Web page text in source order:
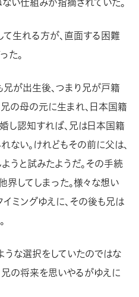
て生れる方が、直面する困難
た。
兄が出生後、つまり兄が戸籍
兄の母の元に生まれ、日本国籍
し認知すれば、兄は日本国籍
い。けれどもその前に父は、
うと試みたようだ。その手続
界してしまった。様々な想い
ミングゆえに、その後も兄は
うな選択をしていたのではな
兄の将来を思いやるがゆえに